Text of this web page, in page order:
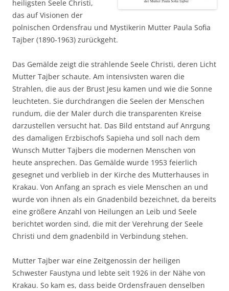
heiligsten Seele Christi,
das auf Visionen der
polnischen Ordensfrau und Mystikerin Mutter Paula Sofia
Tajber (1890-1963) zurückgeht.
Das Gemälde zeigt die strahlende Seele Christi, deren Licht
Mutter Tajber schaute. Am intensivsten waren die
Strahlen, die aus der Brust Jesu kamen und wie die Sonne
leuchteten. Sie durchdrangen die Seelen der Menschen
rundum, die der Maler durch die transparenten Kreise
darzustellen versucht hat. Das Bild entstand auf Anrgung
des damaligen Erzbischofs Sapieha und soll nach dem
Wunsch Mutter Tajbers die modernen Menschen von
heute ansprechen. Das Gemälde wurde 1953 feierlich
gesegnet und verblieb in der Kirche des Mutterhauses in
Krakau. Von Anfang an sprach es viele Menschen an und
wurde von ihnen als ein Gnadenbild bezeichnet, da bereits
eine größere Anzahl von Heilungen an Leib und Seele
berichtet worden sind, die mit der Verehrung der Seele
Christi und dem gnadenbild in Verbindung stehen.
Mutter Tajber war eine Zeitgenossin der heiligen
Schwester Faustyna und lebte seit 1926 in der Nähe von
Krakau. So kam es, dass beide Ordensfrauen denselben